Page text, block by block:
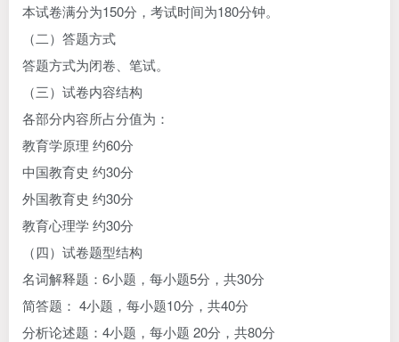
本试卷满分为150分，考试时间为180分钟。
（二）答题方式
答题方式为闭卷、笔试。
（三）试卷内容结构
各部分内容所占分值为：
教育学原理 约60分
中国教育史 约30分
外国教育史 约30分
教育心理学 约30分
（四）试卷题型结构
名词解释题：6小题，每小题5分，共30分
简答题： 4小题，每小题10分，共40分
分析论述题：4小题，每小题 20分，共80分